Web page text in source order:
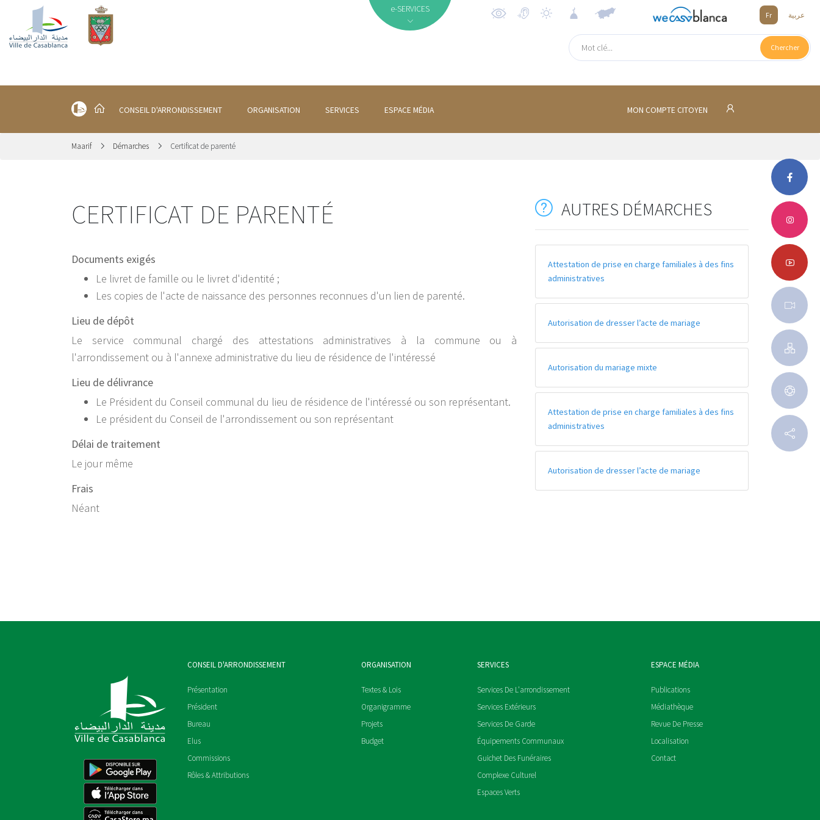
e-SERVICES
Fr عربية
Chercher
CONSEIL D'ARRONDISSEMENT ORGANISATION SERVICES ESPACE MÉDIA MON COMPTE CITOYEN
Maarif Démarches Certificat de parenté
CERTIFICAT DE PARENTÉ
Documents exigés
Le livret de famille ou le livret d'identité ;
Les copies de l'acte de naissance des personnes reconnues d'un lien de parenté.
Lieu de dépôt
Le service communal chargé des attestations administratives à la commune ou à
l'arrondissement ou à l'annexe administrative du lieu de résidence de l'intéressé
Lieu de délivrance
Le Président du Conseil communal du lieu de résidence de l'intéressé ou son représentant.
Le président du Conseil de l'arrondissement ou son représentant
Délai de traitement
Le jour même
Frais
Néant
AUTRES DÉMARCHES
Attestation de prise en charge familiales à des fins
administratives
Autorisation de dresser l’acte de mariage
Autorisation du mariage mixte
Attestation de prise en charge familiales à des fins
administratives
Autorisation de dresser l’acte de mariage
CONSEIL D'ARRONDISSEMENT
Présentation
Président
Bureau
Elus
Commissions
Rôles & Attributions
ORGANISATION
Textes & Lois
Organigramme
Projets
Budget
SERVICES
Services De L'arrondissement
Services Extérieurs
Services De Garde
Équipements Communaux
Guichet Des Funéraires
Complexe Culturel
Espaces Verts
ESPACE MÉDIA
Publications
Médiathèque
Revue De Presse
Localisation
Contact